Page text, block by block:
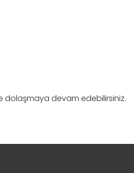
dolaşmaya devam edebilirsiniz.